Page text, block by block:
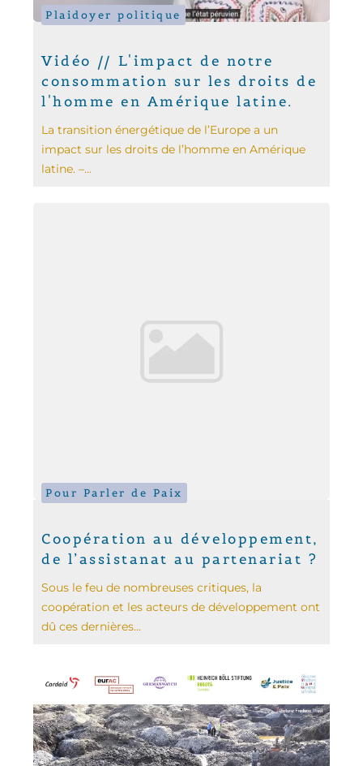
Plaidoyer politique
Vidéo // L'impact de notre
consommation sur les droits de
l'homme en Amérique latine.
La transition énergétique de l’Europe a un
impact sur les droits de l’homme en Amérique
latine. –...
Pour Parler de Paix
Coopération au développement,
de l’assistanat au partenariat ?
Sous le feu de nombreuses critiques, la
coopération et les acteurs de développement ont
dû ces dernières...